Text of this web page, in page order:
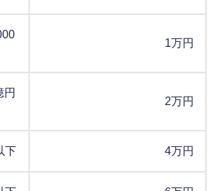
1万円
円
2万円
下 4万円